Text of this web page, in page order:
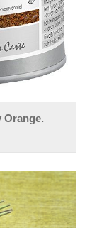
Orange.